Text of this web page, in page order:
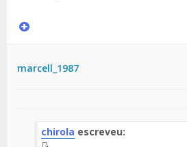
marcell_1987
chirola escreveu: